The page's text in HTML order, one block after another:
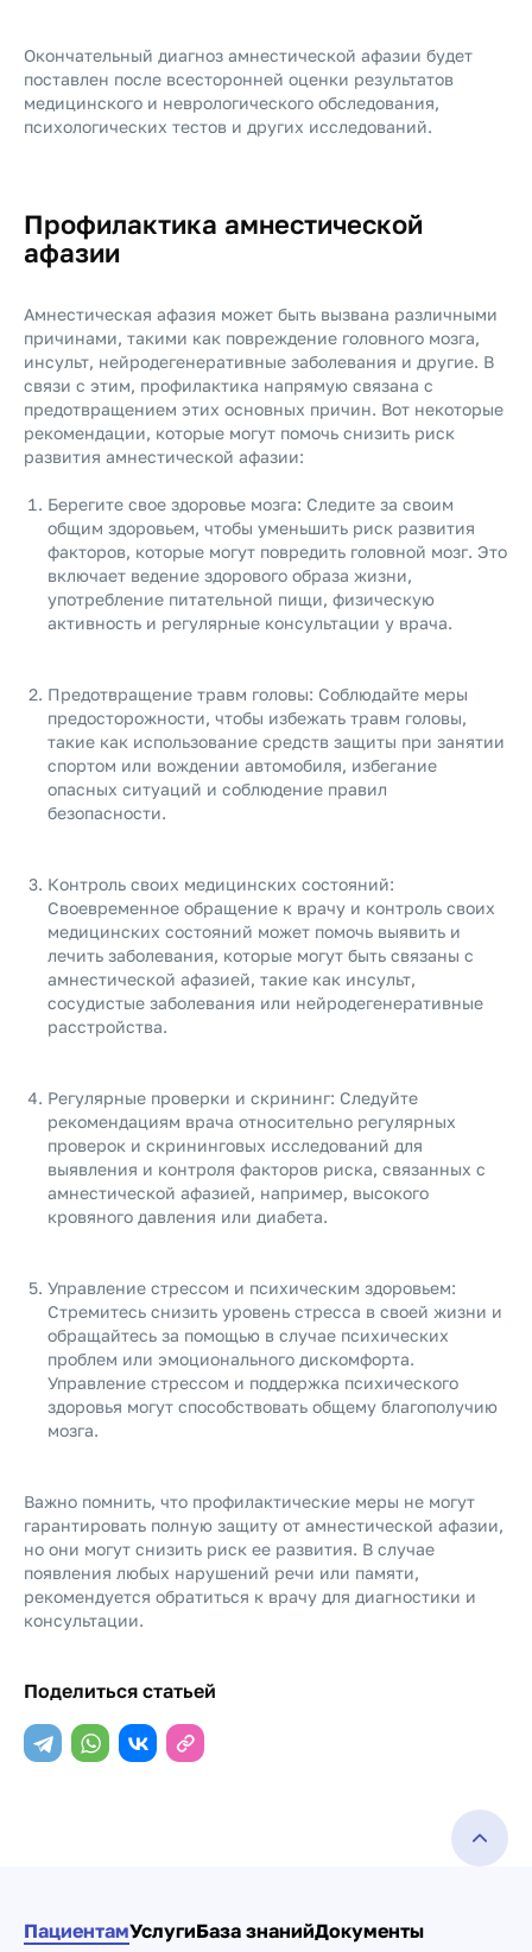
Окончательный диагноз амнестической афазии будет
поставлен после всесторонней оценки результатов
медицинского и неврологического обследования,
психологических тестов и других исследований.
Профилактика амнестической
афазии
Амнестическая афазия может быть вызвана различными
причинами, такими как повреждение головного мозга,
инсульт, нейродегенеративные заболевания и другие. В
связи с этим, профилактика напрямую связана с
предотвращением этих основных причин. Вот некоторые
рекомендации, которые могут помочь снизить риск
развития амнестической афазии:
Берегите свое здоровье мозга: Следите за своим
общим здоровьем, чтобы уменьшить риск развития
факторов, которые могут повредить головной мозг. Это
включает ведение здорового образа жизни,
употребление питательной пищи, физическую
активность и регулярные консультации у врача.
Предотвращение травм головы: Соблюдайте меры
предосторожности, чтобы избежать травм головы,
такие как использование средств защиты при занятии
спортом или вождении автомобиля, избегание
опасных ситуаций и соблюдение правил
безопасности.
Контроль своих медицинских состояний:
Своевременное обращение к врачу и контроль своих
медицинских состояний может помочь выявить и
лечить заболевания, которые могут быть связаны с
амнестической афазией, такие как инсульт,
сосудистые заболевания или нейродегенеративные
расстройства.
Регулярные проверки и скрининг: Следуйте
рекомендациям врача относительно регулярных
проверок и скрининговых исследований для
выявления и контроля факторов риска, связанных с
амнестической афазией, например, высокого
кровяного давления или диабета.
Управление стрессом и психическим здоровьем:
Стремитесь снизить уровень стресса в своей жизни и
обращайтесь за помощью в случае психических
проблем или эмоционального дискомфорта.
Управление стрессом и поддержка психического
здоровья могут способствовать общему благополучию
мозга.
Важно помнить, что профилактические меры не могут
гарантировать полную защиту от амнестической афазии,
но они могут снизить риск ее развития. В случае
появления любых нарушений речи или памяти,
рекомендуется обратиться к врачу для диагностики и
консультации.
Поделиться статьей
ПациентамУслугиБаза знанийДокументы